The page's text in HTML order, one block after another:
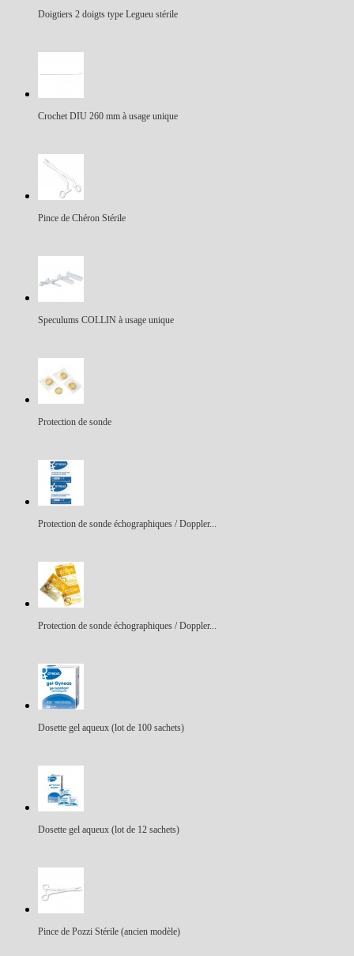
Doigtiers 2 doigts type Legueu stérile
Crochet DIU 260 mm à usage unique
Pince de Chéron Stérile
Speculums COLLIN à usage unique
Protection de sonde
Protection de sonde échographiques / Doppler...
Protection de sonde échographiques / Doppler...
Dosette gel aqueux (lot de 100 sachets)
Dosette gel aqueux (lot de 12 sachets)
Pince de Pozzi Stérile (ancien modèle)